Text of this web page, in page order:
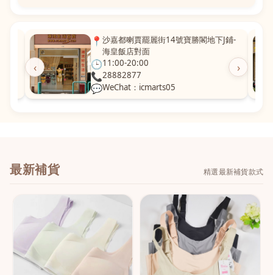
‹ ›
📍 沙嘉都喇賈罷麗街14號寶勝閣地下J鋪-
海皇飯店對面
🕒11:00-20:00
📞28882877
💬WeChat：icmarts05
最新補貨 精選最新補貨款式